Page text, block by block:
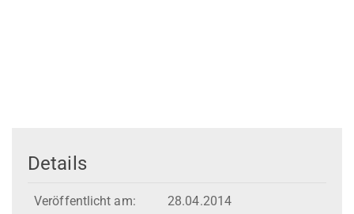
Details
Veröffentlicht am: 28.04.2014